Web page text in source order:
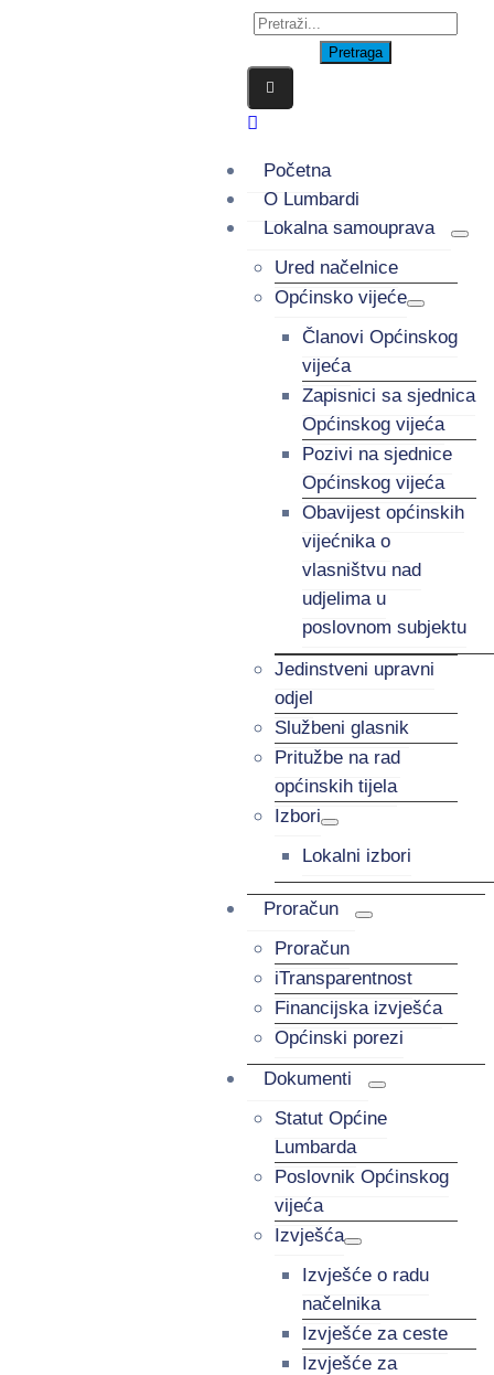
Početna
O Lumbardi
Lokalna samouprava
Ured načelnice
Općinsko vijeće
Članovi Općinskog
vijeća
Zapisnici sa sjednica
Općinskog vijeća
Pozivi na sjednice
Općinskog vijeća
Obavijest općinskih
vijećnika o
vlasništvu nad
udjelima u
poslovnom subjektu
Jedinstveni upravni
odjel
Službeni glasnik
Pritužbe na rad
općinskih tijela
Izbori
Lokalni izbori
Proračun
Proračun
iTransparentnost
Financijska izvješća
Općinski porezi
Dokumenti
Statut Općine
Lumbarda
Poslovnik Općinskog
vijeća
Izvješća
Izvješće o radu
načelnika
Izvješće za ceste
Izvješće za